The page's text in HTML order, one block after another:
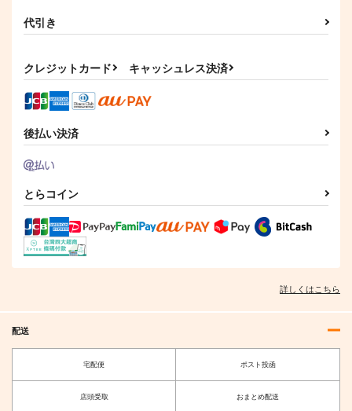
968円 （税込） 836 （税込）
代引き
クレジットカード キャッシュレス決済
後払い決済
とらコイン
詳しくはこちら
配送
宅配便 ポスト投函
店頭受取 おまとめ配送